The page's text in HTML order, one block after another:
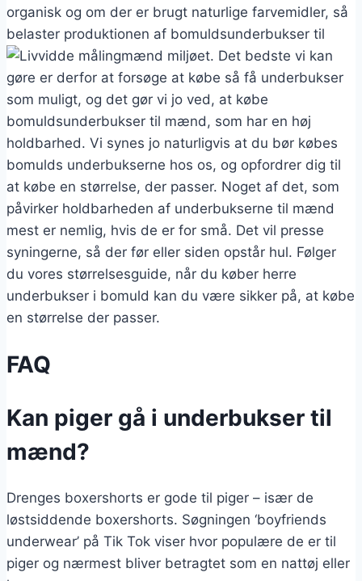
organisk og om der er brugt naturlige farvemidler, så
belaster produktionen af bomuldsunderbukser til
mænd miljøet. Det bedste vi kan
gøre er derfor at forsøge at købe så få underbukser
som muligt, og det gør vi jo ved, at købe
bomuldsunderbukser til mænd, som har en høj
holdbarhed. Vi synes jo naturligvis at du bør købes
bomulds underbukserne hos os, og opfordrer dig til
at købe en størrelse, der passer. Noget af det, som
påvirker holdbarheden af underbukserne til mænd
mest er nemlig, hvis de er for små. Det vil presse
syningerne, så der før eller siden opstår hul. Følger
du vores størrelsesguide, når du køber herre
underbukser i bomuld kan du være sikker på, at købe
en størrelse der passer.
FAQ
Kan piger gå i underbukser til
mænd?
Drenges boxershorts er gode til piger – især de
løstsiddende boxershorts. Søgningen ‘boyfriends
underwear’ på Tik Tok viser hvor populære de er til
piger og nærmest bliver betragtet som en nattøj eller